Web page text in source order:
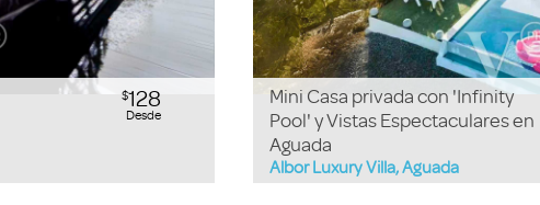
$128
Desde
Mini Casa privada con 'Infinity
Pool' y Vistas Espectaculares en
Aguada
Albor Luxury Villa, Aguada